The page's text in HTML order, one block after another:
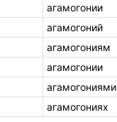
агамогонии
агамогоний
агамогониям
агамогонии
агамогониями
агамогониях